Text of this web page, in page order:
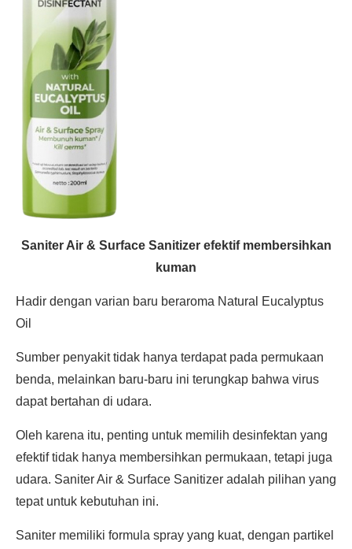
Saniter Air & Surface Sanitizer efektif membersihkan
kuman
Hadir dengan varian baru beraroma Natural Eucalyptus
Oil
Sumber penyakit tidak hanya terdapat pada permukaan
benda, melainkan baru-baru ini terungkap bahwa virus
dapat bertahan di udara.
Oleh karena itu, penting untuk memilih desinfektan yang
efektif tidak hanya membersihkan permukaan, tetapi juga
udara. Saniter Air & Surface Sanitizer adalah pilihan yang
tepat untuk kebutuhan ini.
Saniter memiliki formula spray yang kuat, dengan partikel